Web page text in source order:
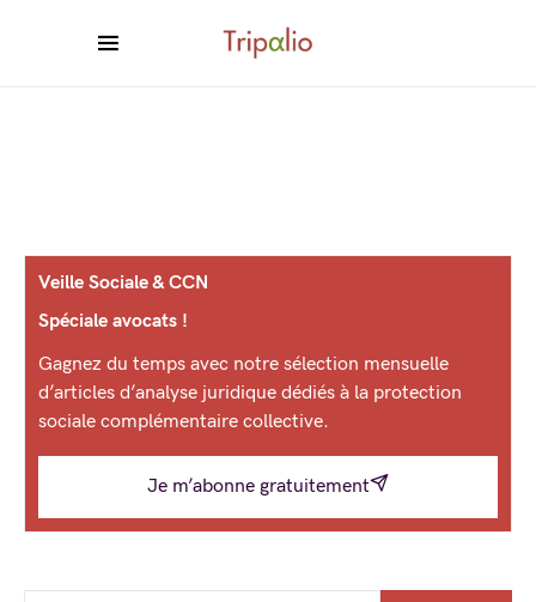
Veille Sociale & CCN
Spéciale avocats !
Gagnez du temps avec notre sélection mensuelle
d’articles d’analyse juridique dédiés à la protection
sociale complémentaire collective.
Je m’abonne gratuitement